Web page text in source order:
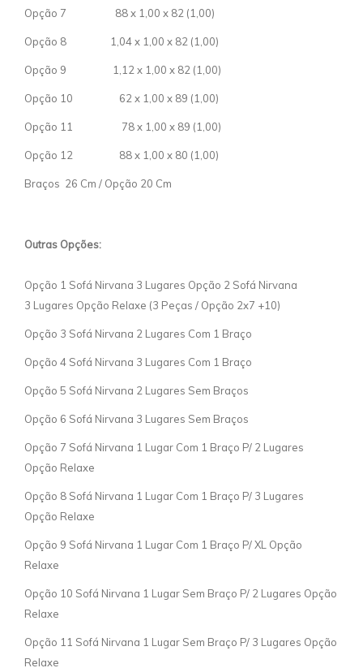
Opção 7 88 x 1,00 x 82 (1,00)
Opção 8 1,04 x 1,00 x 82 (1,00)
Opção 9 1,12 x 1,00 x 82 (1,00)
Opção 10 62 x 1,00 x 89 (1,00)
Opção 11 78 x 1,00 x 89 (1,00)
Opção 12 88 x 1,00 x 80 (1,00)
Braços 26 Cm / Opção 20 Cm
Outras Opções:
Opção 1 Sofá Nirvana 3 Lugares Opção 2 Sofá Nirvana
3 Lugares Opção Relaxe (3 Peças / Opção 2x7 +10)
Opção 3 Sofá Nirvana 2 Lugares Com 1 Braço
Opção 4 Sofá Nirvana 3 Lugares Com 1 Braço
Opção 5 Sofá Nirvana 2 Lugares Sem Braços
Opção 6 Sofá Nirvana 3 Lugares Sem Braços
Opção 7 Sofá Nirvana 1 Lugar Com 1 Braço P/ 2 Lugares
Opção Relaxe
Opção 8 Sofá Nirvana 1 Lugar Com 1 Braço P/ 3 Lugares
Opção Relaxe
Opção 9 Sofá Nirvana 1 Lugar Com 1 Braço P/ XL Opção
Relaxe
Opção 10 Sofá Nirvana 1 Lugar Sem Braço P/ 2 Lugares Opção
Relaxe
Opção 11 Sofá Nirvana 1 Lugar Sem Braço P/ 3 Lugares Opção
Relaxe